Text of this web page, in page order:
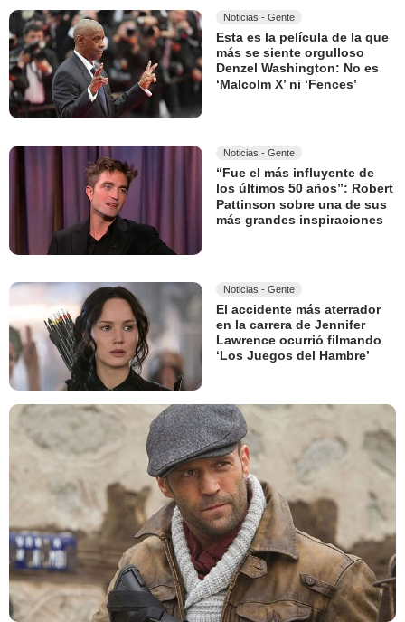
Noticias - Gente
Esta es la película de la que
más se siente orgulloso
Denzel Washington: No es
‘Malcolm X’ ni ‘Fences’
Noticias - Gente
“Fue el más influyente de
los últimos 50 años”: Robert
Pattinson sobre una de sus
más grandes inspiraciones
Noticias - Gente
El accidente más aterrador
en la carrera de Jennifer
Lawrence ocurrió filmando
‘Los Juegos del Hambre’